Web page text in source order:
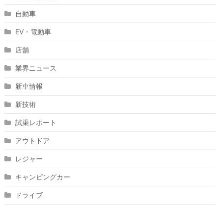
自動車
EV・電動車
店舗
業界ニュース
新車情報
新技術
試乗レポート
アウトドア
レジャー
キャンピングカー
ドライブ